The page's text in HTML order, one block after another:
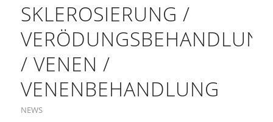
SKLEROSIERUNG /
/ VENEN /
VENENBEHANDLUNG
NEWS